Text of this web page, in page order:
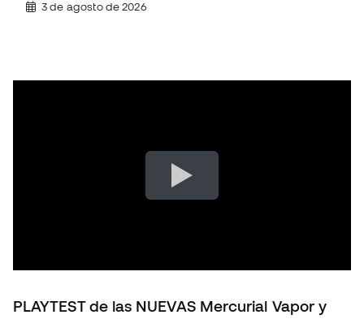
3 de agosto de 2026
PLAYTEST de las NUEVAS Mercurial Vapor y